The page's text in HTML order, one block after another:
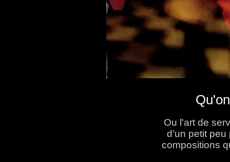
Ou l'art de
d'un petit peu
compositions